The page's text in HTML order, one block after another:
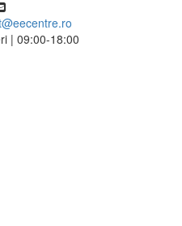
| 09:00-18:00